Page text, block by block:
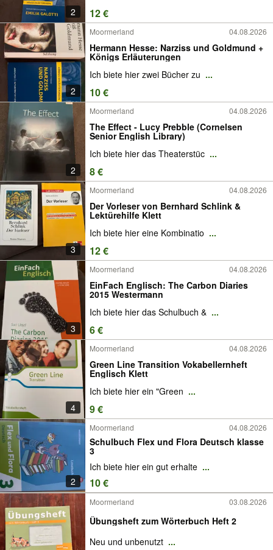
2 12 €
2
Moormerland 04.08.2026
Hermann Hesse: Narziss und Goldmund +
Königs Erläuterungen
Ich biete hier zwei Bücher zu ...
10 €
2
Moormerland 04.08.2026
The Effect - Lucy Prebble (Cornelsen
Senior English Library)
Ich biete hier das Theaterstüc ...
8 €
3
Moormerland 04.08.2026
Der Vorleser von Bernhard Schlink &
Lektürehilfe Klett
Ich biete hier eine Kombinatio ...
12 €
3
Moormerland 04.08.2026
EinFach Englisch: The Carbon Diaries
2015 Westermann
Ich biete hier das Schulbuch & ...
6 €
4
Moormerland 04.08.2026
Green Line Transition Vokabellernheft
Englisch Klett
Ich biete hier ein "Green ...
9 €
2
Moormerland 04.08.2026
Schulbuch Flex und Flora Deutsch klasse
3
Ich biete hier ein gut erhalte ...
10 €
Moormerland 03.08.2026
Übungsheft zum Wörterbuch Heft 2
Neu und unbenutzt ...